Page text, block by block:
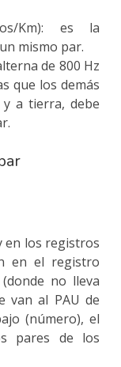
Km): es la
mismo par.
de 800 Hz
que los demás
a tierra, debe
en los registros
en el registro
no lleva
van al PAU de
(número), el
pares de los